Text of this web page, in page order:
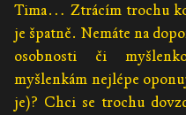
Tima… Ztrácím trochu
je špatně. Nemáte na
osobnosti či
myšlenkám nejlépe
je)? Chci se trochu